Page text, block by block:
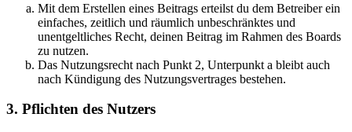
Mit dem Erstellen eines Beitrags erteilst du dem Betreiber ein
einfaches, zeitlich und räumlich unbeschränktes und
unentgeltliches Recht, deinen Beitrag im Rahmen des Boards
zu nutzen.
Das Nutzungsrecht nach Punkt 2, Unterpunkt a bleibt auch
nach Kündigung des Nutzungsvertrages bestehen.
3. Pflichten des Nutzers